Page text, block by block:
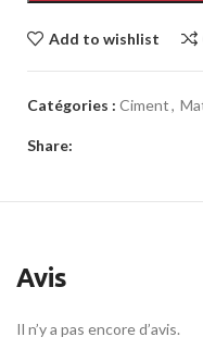
Add to wishlist
Catégories : Ciment,
Share:
Avis
Il n’y a pas encore d’avis.